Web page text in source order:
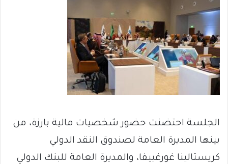
الجلسة احتضنت حضور شخصيات مالية بارزة، من
بينها المديرة العامة لصندوق النقد الدولي
كريستالينا غورغييفا، والمديرة العامة للبنك الدولي